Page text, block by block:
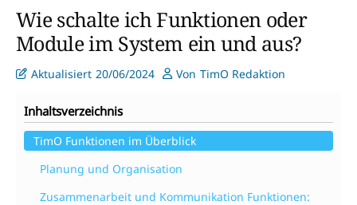
Wie schalte ich Funktionen oder
Module im System ein und aus?
Aktualisiert 20/06/2024 Von TimO Redaktion
Inhaltsverzeichnis
TimO Funktionen im Überblick
Planung und Organisation
Zusammenarbeit und Kommunikation Funktionen: